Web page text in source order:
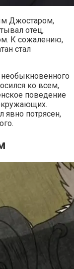
Джостаром,
отец,
К сожалению,
стал
ко всем,
поведение
явно потрясен,